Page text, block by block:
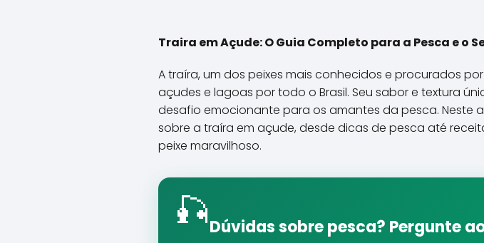
Traira em Açude: O Guia Completo para a Pesca e o
A traíra, um dos peixes mais conhecidos e procurados
açudes e lagoas por todo o Brasil. Seu sabor e textura
desafio emocionante para os amantes da pesca. Neste
sobre a traíra em açude, desde dicas de pesca até
peixe maravilhoso.
🎣Dúvidas sobre pesca? Pergunte